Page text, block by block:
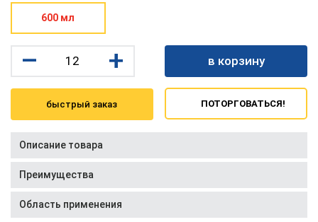
600 мл
– + в корзину
быстрый заказ ПОТОРГОВАТЬСЯ!
Описание товара
Преимущества
Область применения